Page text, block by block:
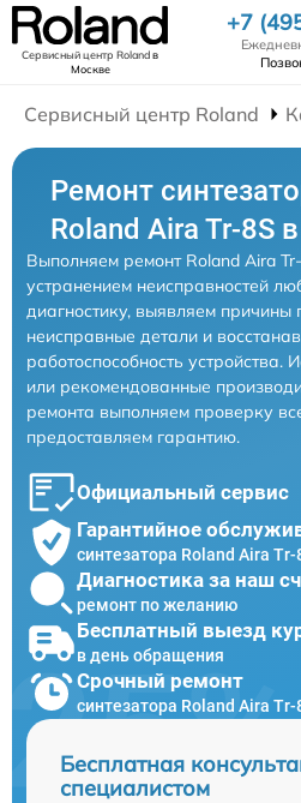
Сервисный центр Rolandв
Москве
+7
Сервисный центр Roland
Ремонт
Roland Aira Tr-8S
Выполняем ремонт Roland Aira
устранением неисправностей
диагностику, выявляем причины
неисправные детали и
работоспособность устройства.
или рекомендованные
ремонта выполняем проверку
предоставляем гарантию.
Официальный сервис
Гарантийное
синтезатора Roland Aira Tr-
Диагностика за наш
ремонт по желанию
Бесплатный выезд
в день обращения
Срочный ремонт
синтезатора Roland Aira Tr-
Бесплатная
специалистом